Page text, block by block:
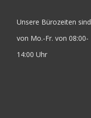
Unsere Bürozeiten sind
von Mo.-Fr. von 08:00-
14:00 Uhr